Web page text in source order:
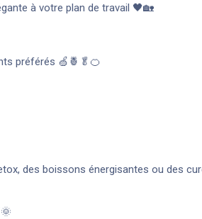
à votre plan de travail 🖤🏡
préférés 🍏🍍🥬🍊
des boissons énergisantes ou des